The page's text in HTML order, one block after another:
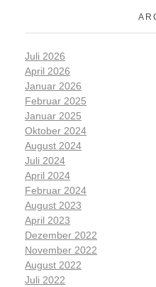
Juli 2026
April 2026
Januar 2026
Februar 2025
Januar 2025
Oktober 2024
August 2024
Juli 2024
April 2024
Februar 2024
August 2023
April 2023
Dezember 2022
November 2022
August 2022
Juli 2022